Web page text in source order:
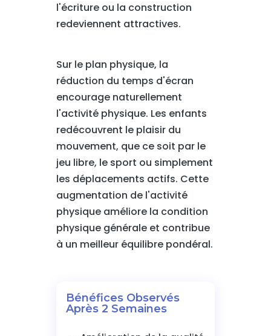
l'écriture ou la construction
redeviennent attractives.
Sur le plan physique, la
réduction du temps d'écran
encourage naturellement
l'activité physique. Les enfants
redécouvrent le plaisir du
mouvement, que ce soit par le
jeu libre, le sport ou simplement
les déplacements actifs. Cette
augmentation de l'activité
physique améliore la condition
physique générale et contribue
à un meilleur équilibre pondéral.
Bénéfices Observés
Après 2 Semaines